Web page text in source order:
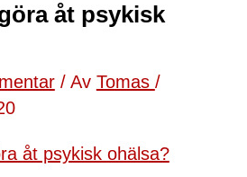
åt psykisk
/ Av Tomas /